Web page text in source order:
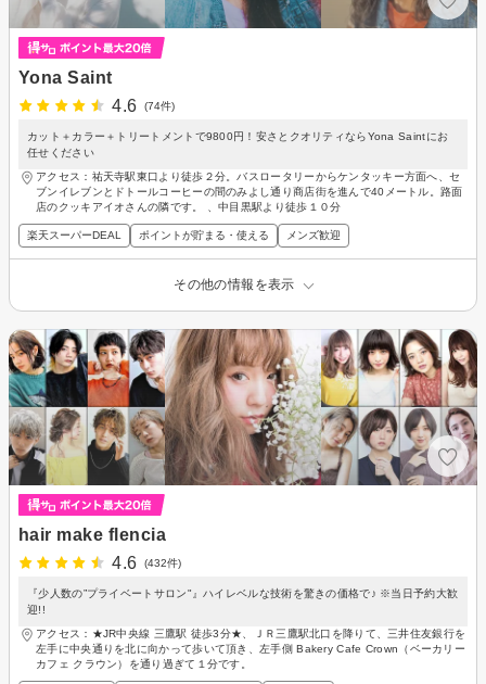
Yona Saint
4.6
(74件)
カット＋カラー＋トリートメントで9800円！安さとクオリティならYona Saintにお
任せください
アクセス：祐天寺駅東口より徒歩２分。バスロータリーからケンタッキー方面へ、セ
ブンイレブンとドトールコーヒーの間のみよし通り商店街を進んで40メートル。路面
店のクッキアイオさんの隣です。 、中目黒駅より徒歩１０分
楽天スーパーDEAL ポイントが貯まる・使える メンズ歓迎
その他の情報を表示
hair make flencia
4.6
(432件)
『少人数の”プライベートサロン"』ハイレベルな技術を驚きの価格で♪ ※当日予約大歓
迎!!
アクセス：★JR中央線 三鷹駅 徒歩3分★、ＪＲ三鷹駅北口を降りて、三井住友銀行を
左手に中央通りを北に向かって歩いて頂き、左手側 Bakery Cafe Crown（ベーカリー
カフェ クラウン）を通り過ぎて１分です。